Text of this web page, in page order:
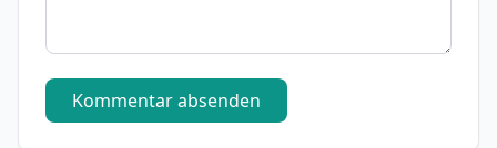
Kommentar absenden